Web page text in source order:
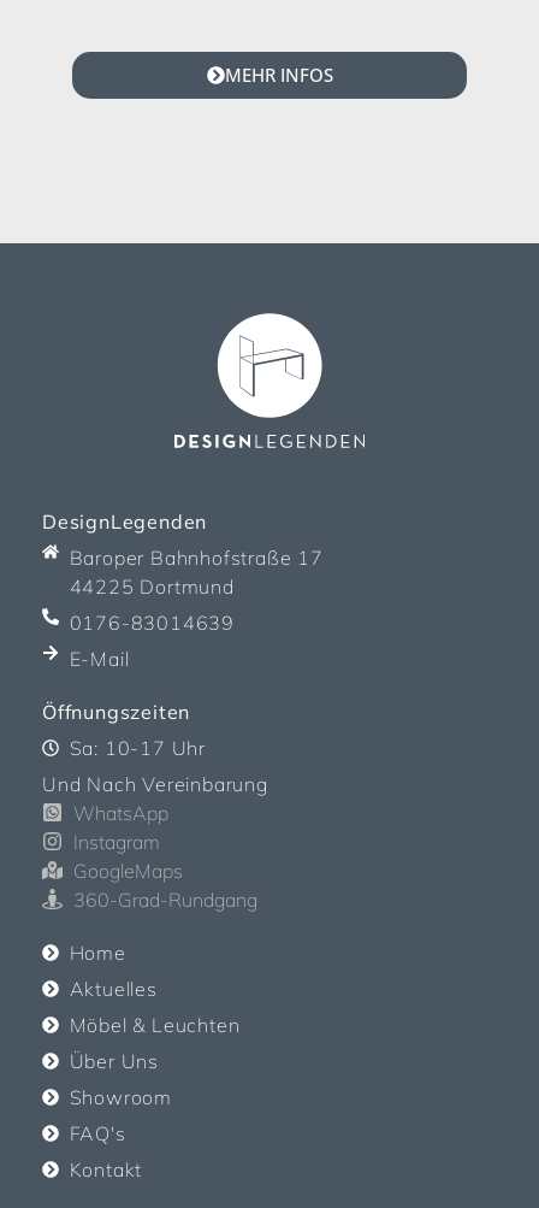
MEHR INFOS
DesignLegenden
Baroper Bahnhofstraße 17
44225 Dortmund
0176-83014639
E-Mail
Öffnungszeiten
Sa: 10-17 Uhr
Und Nach Vereinbarung
WhatsApp
Instagram
GoogleMaps
360-Grad-Rundgang
Home
Aktuelles
Möbel & Leuchten
Über Uns
Showroom
FAQ's
Kontakt